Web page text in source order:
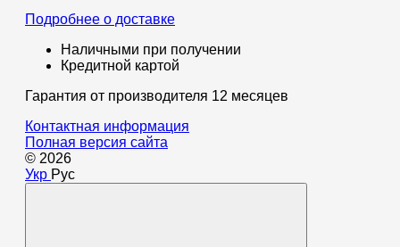
Подробнее о доставке
Наличными при получении
Кредитной картой
Гарантия от производителя 12 месяцев
Контактная информация
Полная версия сайта
© 2026
Укр Рус